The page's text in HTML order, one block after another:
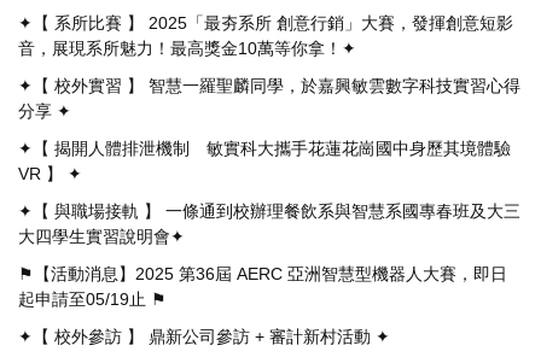
✦【 系所比賽 】 2025「最夯系所 創意行銷」大賽，發揮創意短影
音，展現系所魅力！最高獎金10萬等你拿！✦
✦【 校外實習 】 智慧一羅聖麟同學，於嘉興敏雲數字科技實習心得
分享 ✦
✦【 揭開人體排泄機制 敏實科大攜手花蓮花崗國中身歷其境體驗
VR 】 ✦
✦【 與職場接軌 】 一條通到校辦理餐飲系與智慧系國專春班及大三
大四學生實習說明會✦
⚑【活動消息】2025 第36屆 AERC 亞洲智慧型機器人大賽，即日
起申請至05/19止 ⚑
✦【 校外參訪 】 鼎新公司參訪 + 審計新村活動 ✦